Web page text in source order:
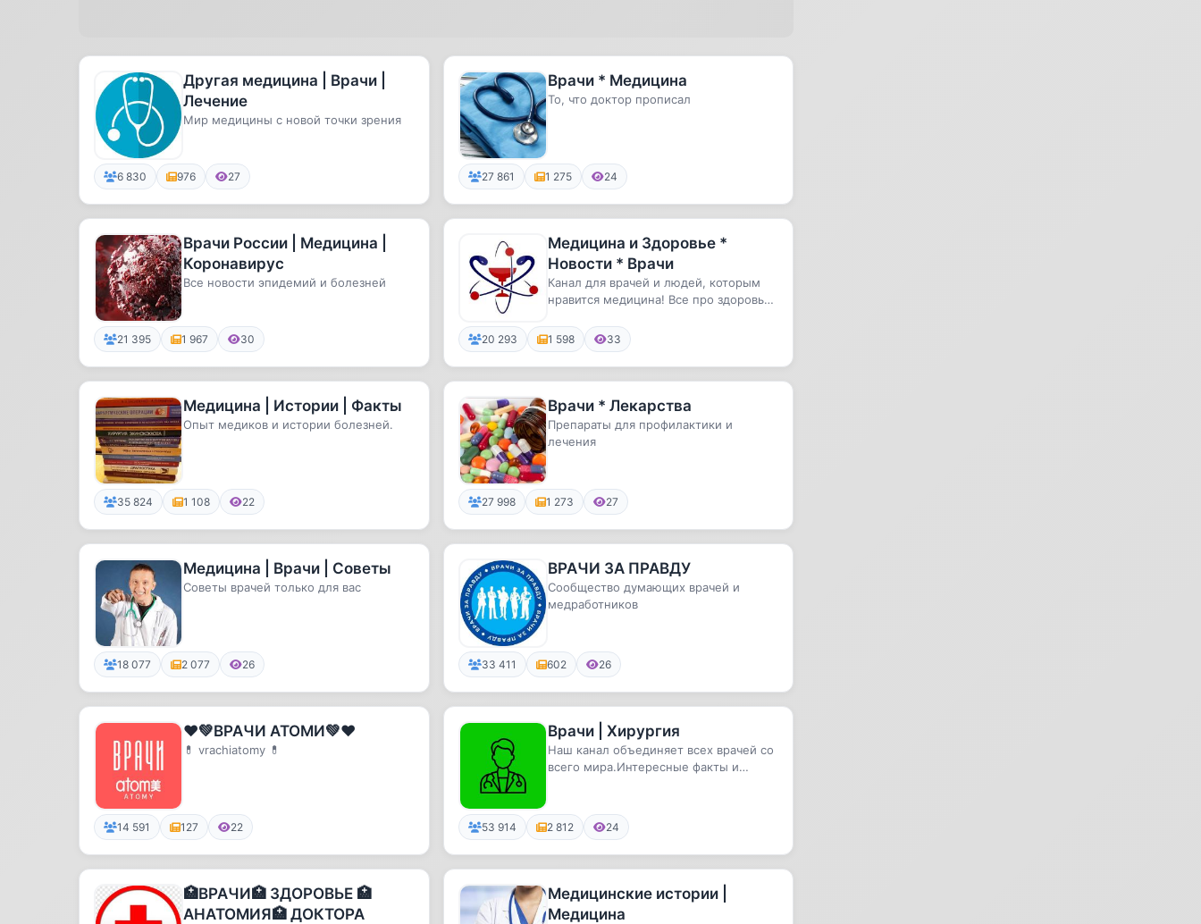
Другая медицина | Врачи |
Лечение
Мир медицины с новой точки зрения
6 830 976 27
Врачи * Медицина
То, что доктор прописал
27 861 1 275 24
Врачи России | Медицина |
Коронавирус
Все новости эпидемий и болезней
21 395 1 967 30
Медицина и Здоровье *
Новости * Врачи
Канал для врачей и людей, которым
нравится медицина! Все про здоровье
20 293 1 598 33
Медицина | Истории | Факты
Опыт медиков и истории болезней.
35 824 1 108 22
Врачи * Лекарства
Препараты для профилактики и
лечения
27 998 1 273 27
Медицина | Врачи | Советы
Советы врачей только для вас
18 077 2 077 26
ВРАЧИ ЗА ПРАВДУ
Сообщество думающих врачей и
медработников
33 411 602 26
❤️💚ВРАЧИ АТОМИ💚❤️
💊 vrachiatomy 💊
14 591 127 22
Врачи | Хирургия
Наш канал объединяет всех врачей со
всего мира.Интересные факты и
53 914 2 812 24
🏥ВРАЧИ🏥 ЗДОРОВЬЕ 🏥
АНАТОМИЯ🏥 ДОКТОРА
Медицинские истории |
Медицина